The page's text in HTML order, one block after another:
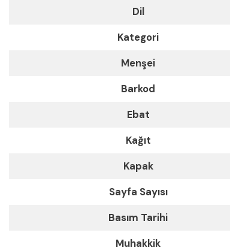
Dil
Kategori
Menşei
Barkod
Ebat
Kağıt
Kapak
Sayfa Sayısı
Basım Tarihi
Muhakkik